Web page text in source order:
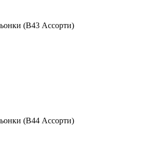
(B43 Ассорти)
(B44 Ассорти)